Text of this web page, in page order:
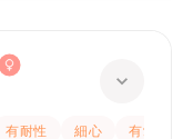
有耐性 細心
有愛心